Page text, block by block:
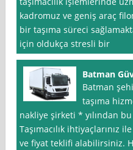
kadromuz ve geniş araç
bir taşıma süreci
için oldukça stresli bir
Batman
Batman
taşıma
nakliye şirketi * yılından
Taşımacılık ihtiyaçlarınız
ve fiyat teklifi alabilirsiniz.